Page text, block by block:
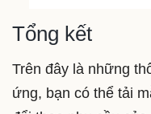
Tổng kết
Trên đây là những
ứng, bạn có thể tải